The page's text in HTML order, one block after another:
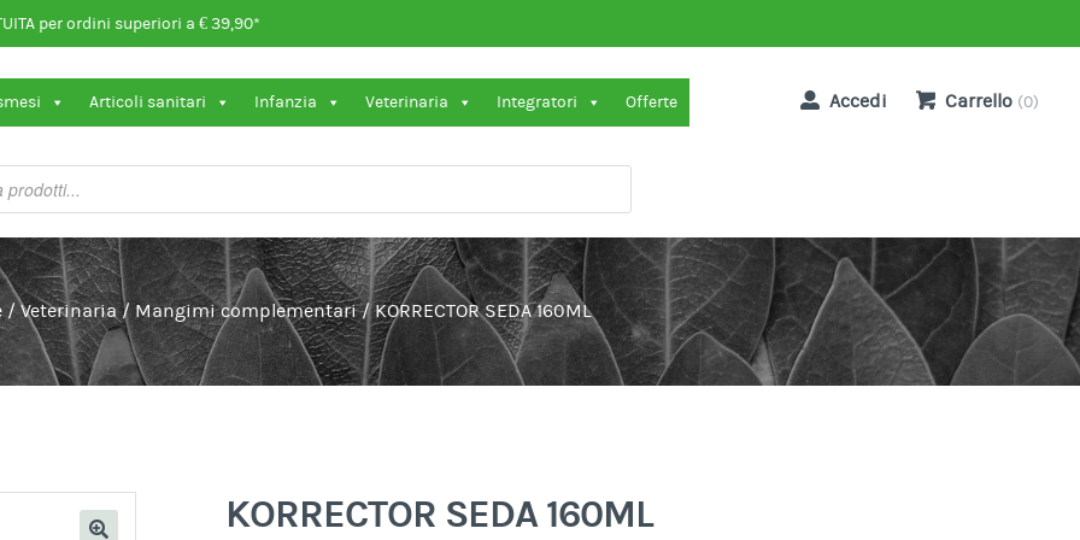
per ordini superiori a € 39,90*
Articoli sanitari Infanzia Veterinaria Integratori Offerte Accedi Carrello (0)
/Veterinaria / Mangimi complementari /KORRECTOR SEDA 160ML
KORRECTOR SEDA 160ML